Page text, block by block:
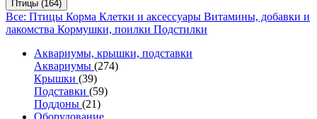
Птицы (164)
Все: Птицы Корма Клетки и аксессуары Витамины, добавки и
лакомства Кормушки, поилки Подстилки
Аквариумы, крышки, подставки
Аквариумы (274)
Крышки (39)
Подставки (59)
Поддоны (21)
Оборудование